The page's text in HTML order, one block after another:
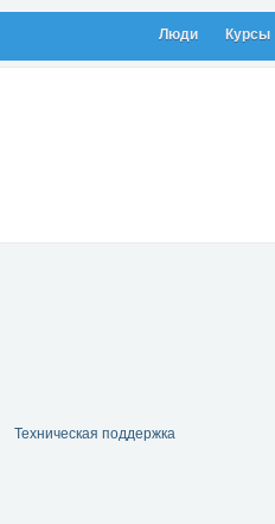
Люди Курсы
Техническая поддержка